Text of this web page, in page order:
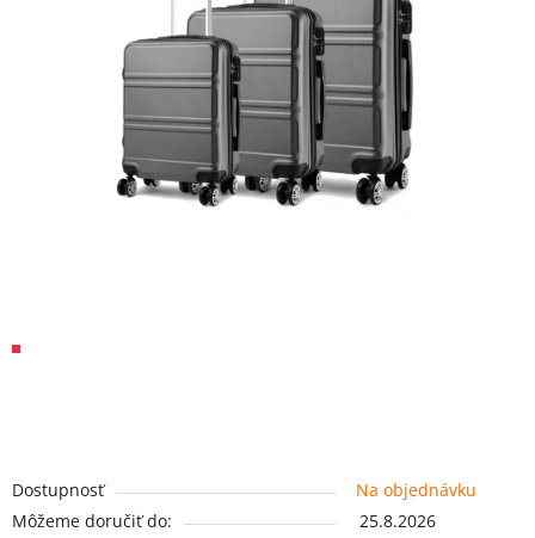
Dostupnosť
Na objednávku
Môžeme doručiť do:
25.8.2026